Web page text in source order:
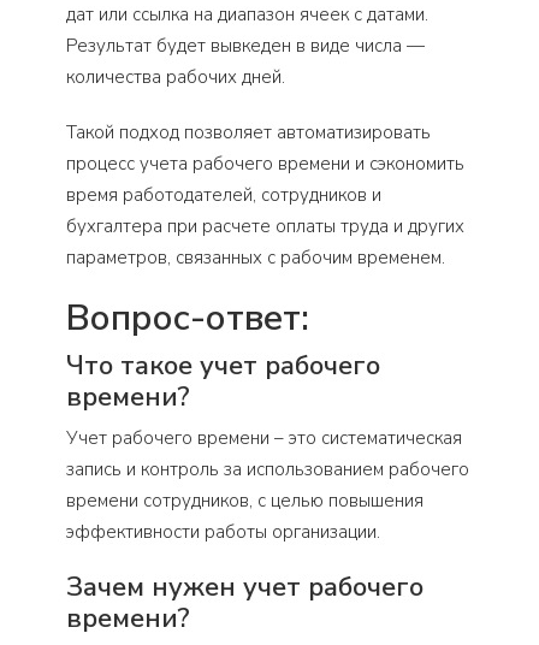
дат или ссылка на диапазон ячеек с датами.
Результат будет вывкеден в виде числа —
количества рабочих дней.
Такой подход позволяет автоматизировать
процесс учета рабочего времени и сэкономить
время работодателей, сотрудников и
бухгалтера при расчете оплаты труда и других
параметров, связанных с рабочим временем.
Вопрос-ответ:
Что такое учет рабочего
времени?
Учет рабочего времени – это систематическая
запись и контроль за использованием рабочего
времени сотрудников, с целью повышения
эффективности работы организации.
Зачем нужен учет рабочего
времени?